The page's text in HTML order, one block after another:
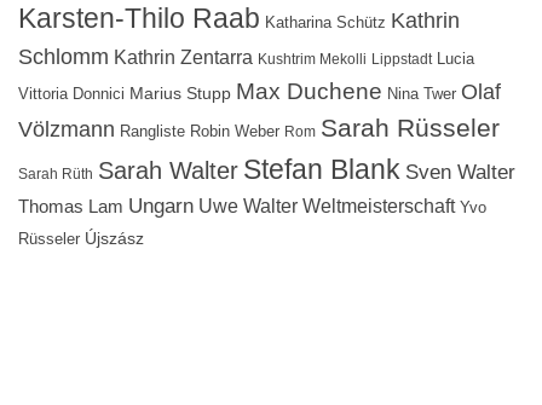
Karsten-Thilo Raab Katharina Schütz Kathrin
Schlomm Kathrin Zentarra Kushtrim Mekolli Lippstadt Lucia
Vittoria Donnici Marius Stupp Max Duchene Nina Twer Olaf
Völzmann Rangliste Robin Weber Rom Sarah Rüsseler
Sarah Rüth Sarah Walter Stefan Blank Sven Walter
Thomas Lam Ungarn Uwe Walter Weltmeisterschaft Yvo
Rüsseler Újszász